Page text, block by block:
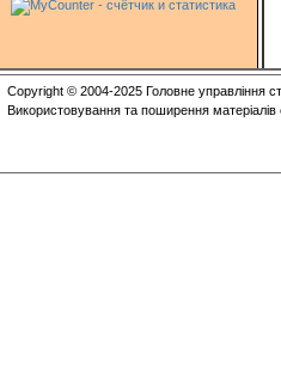
Copyright © 2004-2025 Головне управління
Використовування та поширення